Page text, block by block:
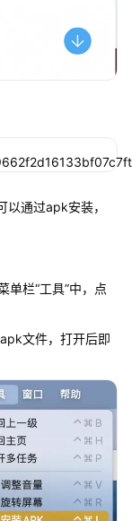
通过apk安装，
栏“工具”中，点
文件，打开后即